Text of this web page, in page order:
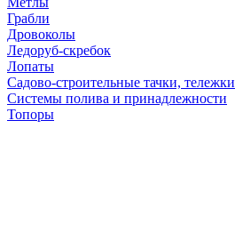
Грабли
Дровоколы
Ледоруб-скребок
Лопаты
Садово-строительные тачки, тележки
Системы полива и принадлежности
Топоры